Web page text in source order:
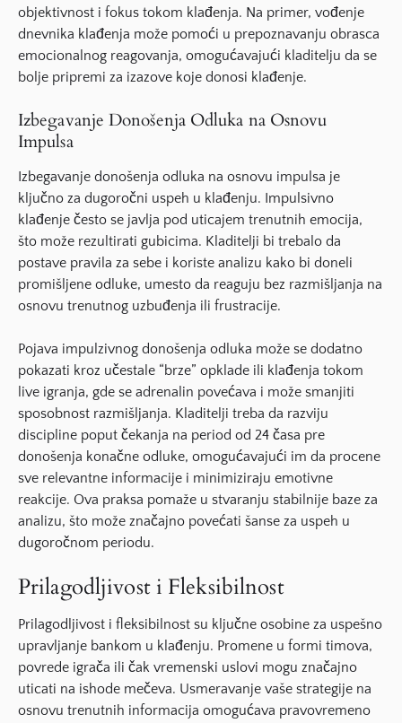
objektivnost i fokus tokom klađenja. Na primer, vođenje
dnevnika klađenja može pomoći u prepoznavanju obrasca
emocionalnog reagovanja, omogućavajući kladitelju da se
bolje pripremi za izazove koje donosi klađenje.
Izbegavanje Donošenja Odluka na Osnovu
Impulsa
Izbegavanje donošenja odluka na osnovu impulsa je
ključno za dugoročni uspeh u klađenju. Impulsivno
klađenje često se javlja pod uticajem trenutnih emocija,
što može rezultirati gubicima. Kladitelji bi trebalo da
postave pravila za sebe i koriste analizu kako bi doneli
promišljene odluke, umesto da reaguju bez razmišljanja na
osnovu trenutnog uzbuđenja ili frustracije.
Pojava impulzivnog donošenja odluka može se dodatno
pokazati kroz učestale “brze” opklade ili klađenja tokom
live igranja, gde se adrenalin povećava i može smanjiti
sposobnost razmišljanja. Kladitelji treba da razviju
discipline poput čekanja na period od 24 časa pre
donošenja konačne odluke, omogućavajući im da procene
sve relevantne informacije i minimiziraju emotivne
reakcije. Ova praksa pomaže u stvaranju stabilnije baze za
analizu, što može značajno povećati šanse za uspeh u
dugoročnom periodu.
Prilagodljivost i Fleksibilnost
Prilagodljivost i fleksibilnost su ključne osobine za uspešno
upravljanje bankom u klađenju. Promene u formi timova,
povrede igrača ili čak vremenski uslovi mogu značajno
uticati na ishode mečeva. Usmeravanje vaše strategije na
osnovu trenutnih informacija omogućava pravovremeno